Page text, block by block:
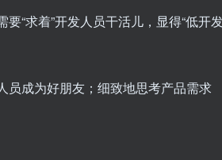
“求着”开发人员干活儿，显得“低开
员成为好朋友；细致地思考产品需求